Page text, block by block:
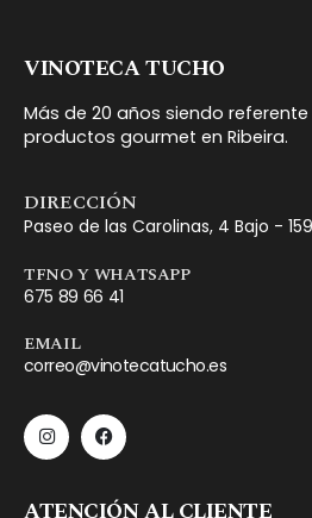
VINOTECA TUCHO
Más de 20 años siendo
productos gourmet en Ribeira.
DIRECCIÓN
Paseo de las Carolinas, 4 Bajo -
TFNO Y WHATSAPP
675 89 66 41
EMAIL
correo@vinotecatucho.es